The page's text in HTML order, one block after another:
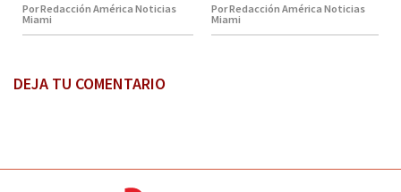
Por Redacción América Noticias
Miami
Por Redacción América Noticias
Miami
DEJA TU COMENTARIO